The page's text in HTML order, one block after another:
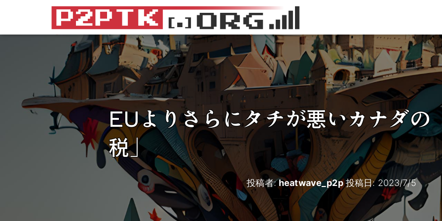
EUよりさらにタチが悪いカナダの
税」
投稿者:heatwave_p2p投稿日: 2023/7/5